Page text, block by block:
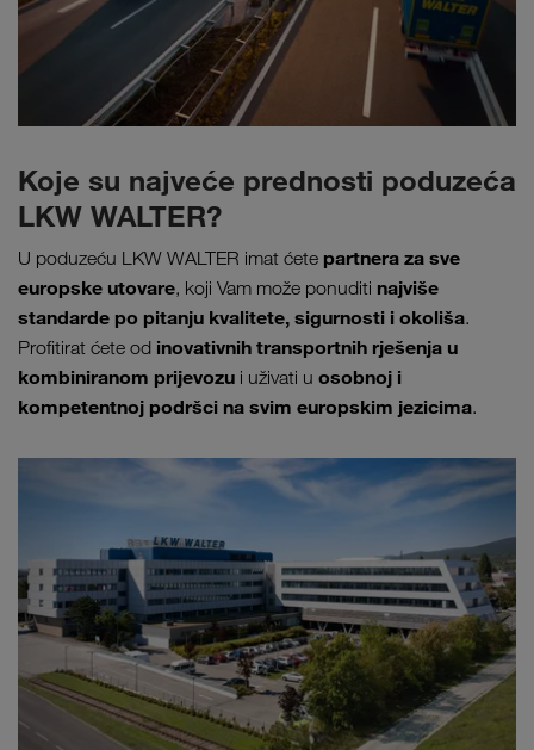
Koje su najveće prednosti poduzeća
LKW WALTER?
U poduzeću LKW WALTER imat ćete partnera za sve
europske utovare, koji Vam može ponuditi najviše
standarde po pitanju kvalitete, sigurnosti i okoliša.
Profitirat ćete od inovativnih transportnih rješenja u
kombiniranom prijevozu i uživati u osobnoj i
kompetentnoj podršci na svim europskim jezicima.